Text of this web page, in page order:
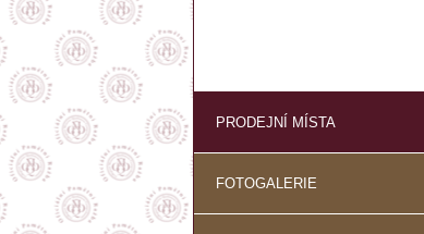
PRODEJNÍ MÍSTA
FOTOGALERIE